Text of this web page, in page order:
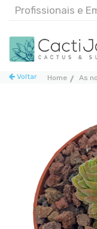
Profissionais e
Home As
Voltar